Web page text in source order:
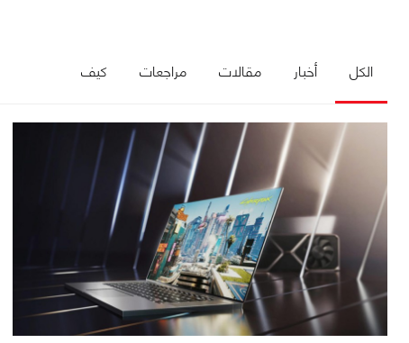
الكل أخبار مقالات مراجعات كيف